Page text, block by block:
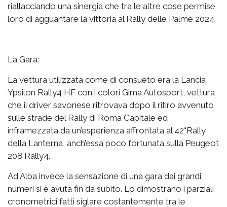
riallacciando una sinergia che tra le altre cose permise
loro di agguantare la vittoria al Rally delle Palme 2024.
La Gara:
La vettura utilizzata come di consueto era la Lancia
Ypsilon Rally4 HF con i colori Gima Autosport, vettura
che il driver savonese ritrovava dopo il ritiro avvenuto
sulle strade del Rally di Roma Capitale ed
inframezzata da un’esperienza affrontata al 42°Rally
della Lanterna, anch’essa poco fortunata sulla Peugeot
208 Rally4.
Ad Alba invece la sensazione di una gara dai grandi
numeri si è avuta fin da subito. Lo dimostrano i parziali
cronometrici fatti siglare costantemente tra le